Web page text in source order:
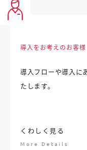
導入をお考えのお客様
導入フローや導入に
たします。
くわしく見る
More Details